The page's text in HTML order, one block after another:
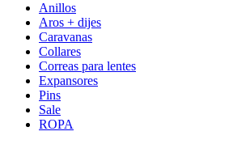
Anillos
Aros + dijes
Caravanas
Collares
Correas para lentes
Expansores
Pins
Sale
ROPA